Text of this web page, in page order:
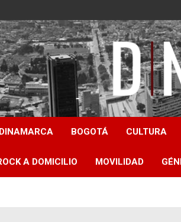
Diámetro
BOGOTÁ CULTURA
A DOMICILIO MOVILIDAD